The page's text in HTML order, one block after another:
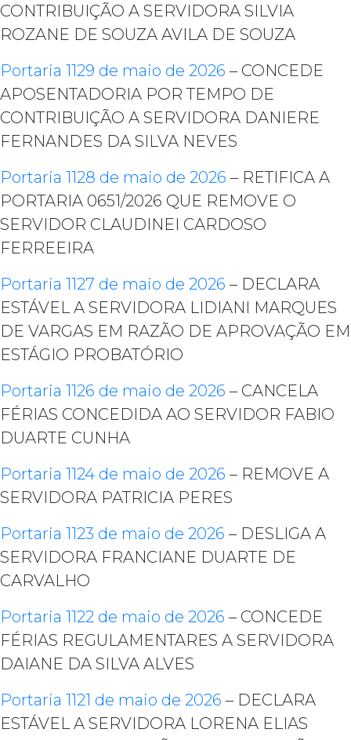
CONTRIBUIÇÃO A SERVIDORA SILVIA
ROZANE DE SOUZA AVILA DE SOUZA
Portaria 1129 de maio de 2026 – CONCEDE
APOSENTADORIA POR TEMPO DE
CONTRIBUIÇÃO A SERVIDORA DANIERE
FERNANDES DA SILVA NEVES
Portaria 1128 de maio de 2026 – RETIFICA A
PORTARIA 0651/2026 QUE REMOVE O
SERVIDOR CLAUDINEI CARDOSO
FERREEIRA
Portaria 1127 de maio de 2026 – DECLARA
ESTÁVEL A SERVIDORA LIDIANI MARQUES
DE VARGAS EM RAZÃO DE APROVAÇÃO EM
ESTÁGIO PROBATÓRIO
Portaria 1126 de maio de 2026 – CANCELA
FÉRIAS CONCEDIDA AO SERVIDOR FABIO
DUARTE CUNHA
Portaria 1124 de maio de 2026 – REMOVE A
SERVIDORA PATRICIA PERES
Portaria 1123 de maio de 2026 – DESLIGA A
SERVIDORA FRANCIANE DUARTE DE
CARVALHO
Portaria 1122 de maio de 2026 – CONCEDE
FÉRIAS REGULAMENTARES A SERVIDORA
DAIANE DA SILVA ALVES
Portaria 1121 de maio de 2026 – DECLARA
ESTÁVEL A SERVIDORA LORENA ELIAS